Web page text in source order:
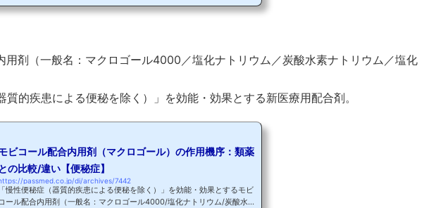
ブル容器入りの製剤である「エイベリスミニ点眼液0.002％」が承認さ
う！ 緑内障と症状緑内障...
剤（一般名：マクロゴール4000／塩化ナトリウム／炭酸水素ナトリウム／塩化
質的疾患による便秘を除く）」を効能・効果とする新医療用配合剤。
ビコール配合内用剤（マクロゴール）の作用機序：類薬
との比較/違い【便秘症】
passmed.co.jp/di/archives/7442
「慢性便秘症（器質的疾患による便秘を除く）」を効能・効果とするモビ
ール配合内用剤（一般名：マクロゴール4000/塩化ナトリウム/炭酸水素